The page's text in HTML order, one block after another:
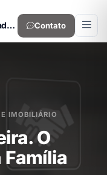
Dr. Bruno de Oliveira. O Advogado da sua Família Contato
IMOBILIÁRIO
O
Família